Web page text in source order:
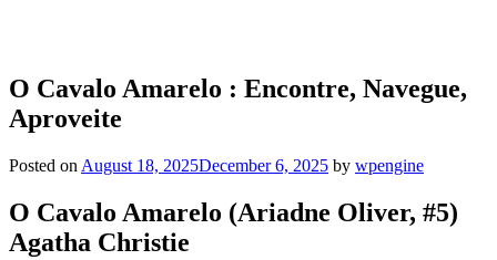
O Cavalo Amarelo : Encontre, Navegue,
Aproveite
Posted on August 18, 2025December 6, 2025 by wpengine
O Cavalo Amarelo (Ariadne Oliver, #5)
Agatha Christie